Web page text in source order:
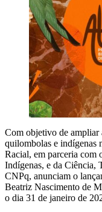
Com objetivo de ampliar
quilombolas e indígenas
Racial, em parceria com
Indígenas, e da Ciência,
CNPq, anunciam o
Beatriz Nascimento de
o dia 31 de janeiro de